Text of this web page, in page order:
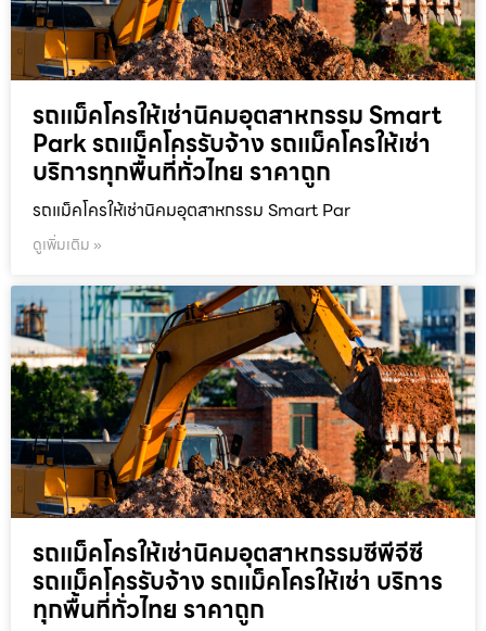
รถแม็คโครให้เช่านิคมอุตสาหกรรม Smart
Park รถแม็คโครรับจ้าง รถแม็คโครให้เช่า
บริการทุกพื้นที่ทั่วไทย ราคาถูก
รถแม็คโครให้เช่านิคมอุตสาหกรรม Smart Par
ดูเพิ่มเติม »
รถแม็คโครให้เช่านิคมอุตสาหกรรมซีพีจีซี
รถแม็คโครรับจ้าง รถแม็คโครให้เช่า บริการ
ทุกพื้นที่ทั่วไทย ราคาถูก